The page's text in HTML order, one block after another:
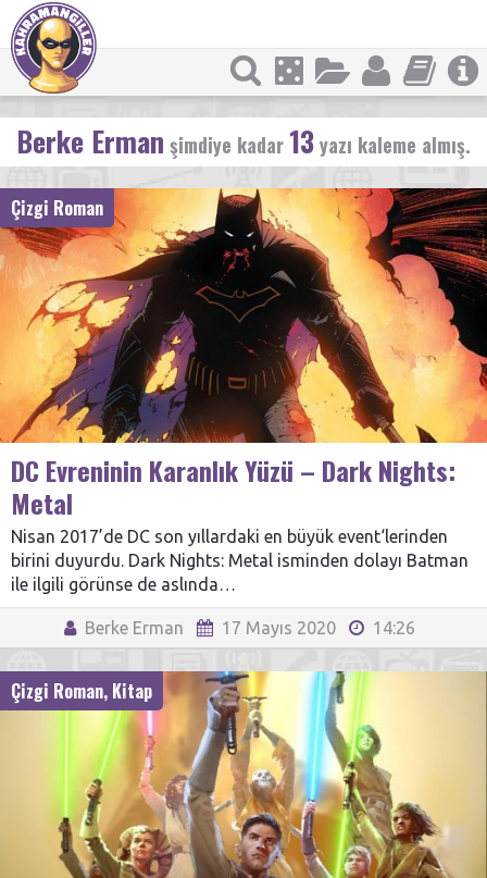
Berke Erman şimdiye kadar 13yazı kaleme almış.
Çizgi Roman
DC Evreninin Karanlık Yüzü – Dark Nights:
Metal
Nisan 2017’de DC son yıllardaki en büyük event‘lerinden
birini duyurdu. Dark Nights: Metal isminden dolayı Batman
ile ilgili görünse de aslında…
Berke Erman 17 Mayıs 2020 14:26
Çizgi Roman, Kitap